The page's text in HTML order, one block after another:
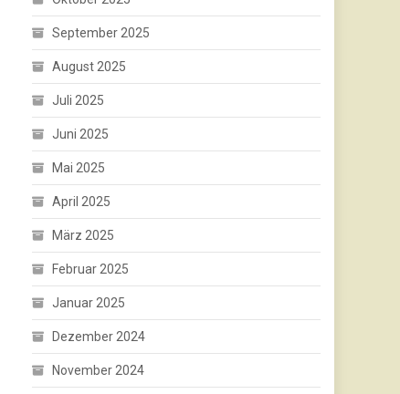
September 2025
August 2025
Juli 2025
Juni 2025
Mai 2025
April 2025
März 2025
Februar 2025
Januar 2025
Dezember 2024
November 2024